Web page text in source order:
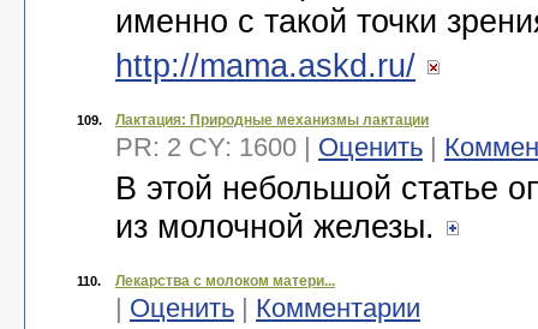
именно с такой точки
http://mama.askd.ru/
109. Лактация: Природные механизмы лактации
PR: 2 CY: 1600 | Оценить |
В этой небольшой статье
из молочной железы.
110. Лекарства с молоком матери...
| Оценить | Комментарии